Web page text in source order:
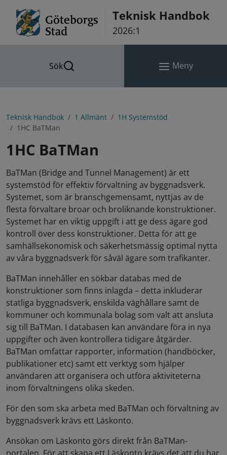
Teknisk Handbok
2026:1
Sök Meny
Teknisk Handbok 1 Allmänt
1H Systemstöd
1HC BaTMan
1HC BaTMan
BaTMan (Bridge and Tunnel Management) är ett
systemstöd för effektiv förvaltning av byggnadsverk.
Systemet, som är branschgemensamt, nyttjas av de
flesta förvaltare broar och broliknande konstruktioner.
Systemet har en viktig uppgift i att ge dess ägare god
kontroll över dess konstruktioner. Detta för att ge
samhällsekonomisk och säkerhetsmässig optimal nytta
av våra byggnadsverk för såväl ägare som trafikanter.
BaTMan innehåller en sökbar databas med de
konstruktioner som finns inlagda – detta inkluderar
statliga byggnadsverk, enskilda väghållare samt de
kommuner och kommunala bolag som valt att ansluta
sig till BaTMan. I databasen kan användare föra in nya
uppgifter och även kontrollera tidigare åtgärder.
BaTMan omfattar rapporter, information (handböcker,
publikationer etc) samt ett verktyg som hjälper
användaren att organisera och utföra aktiviteterna
inom förvaltningens olika skeden.
För den som ska arbeta med BaTMan och förvaltning av
byggnadsverk krävs ett Läskonto.
Ansökan om Läskonto görs direkt från BaTMan-